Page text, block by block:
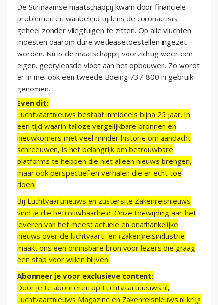
De Surinaamse maatschappij kwam door financiële
problemen en wanbeleid tijdens de coronacrisis
geheel zonder vliegtuigen te zitten. Op alle vluchten
moesten daarom dure wetleasetoestellen ingezet
worden. Nu is de maatschappij voorzichtig weer een
eigen, gedryleasde vloot aan het opbouwen. Zo wordt
er in mei ook een tweede Boeing 737-800 in gebruik
genomen.
Even dit:
Luchtvaartnieuws bestaat inmiddels bijna 25 jaar. In
een tijd waarin talloze vergelijkbare bronnen en
nieuwkomers met veel minder historie om aandacht
schreeuwen, is het belangrijk om betrouwbare
platforms te hebben die niet alleen nieuws brengen,
maar ook perspectief en verhalen die er echt toe
doen.
Bij Luchtvaartnieuws en zustersite Zakenreisnieuws
vind je die betrouwbaarheid. Onze toewijding aan het
leveren van het meest actuele en onafhankelijke
nieuws over de luchtvaart- en (zaken)reisindustrie
maakt ons een onmisbare bron voor lezers die graag
een stap voor willen blijven.
Abonneer je voor exclusieve content:
Door je te abonneren op Luchtvaartnieuws.nl,
Luchtvaartnieuws Magazine en Zakenreisnieuws.nl krijg